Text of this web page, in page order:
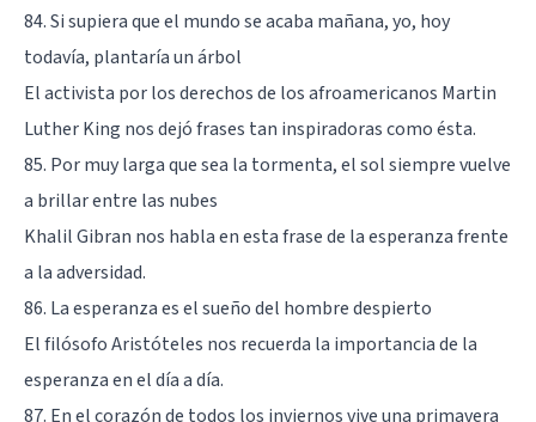
84. Si supiera que el mundo se acaba mañana, yo, hoy
todavía, plantaría un árbol
El activista por los derechos de los afroamericanos Martin
Luther King nos dejó frases tan inspiradoras como ésta.
85. Por muy larga que sea la tormenta, el sol siempre vuelve
a brillar entre las nubes
Khalil Gibran nos habla en esta frase de la esperanza frente
a la adversidad.
86. La esperanza es el sueño del hombre despierto
El filósofo Aristóteles nos recuerda la importancia de la
esperanza en el día a día.
87. En el corazón de todos los inviernos vive una primavera